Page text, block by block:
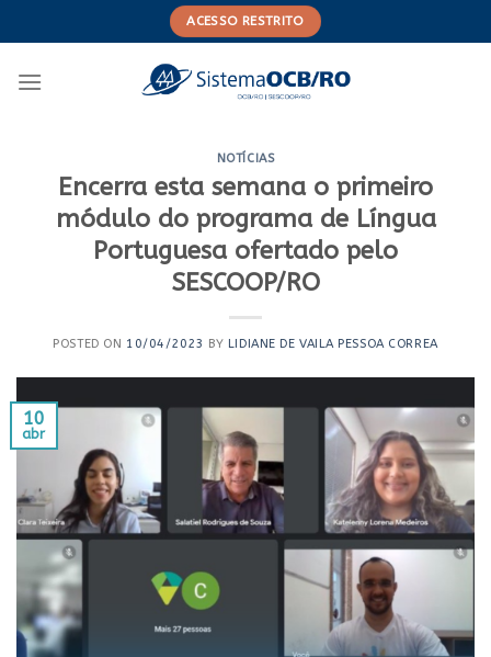
to
ACESSO RESTRITO
NOTÍCIAS
Encerra esta semana o primeiro
módulo do programa de Língua
Portuguesa ofertado pelo
SESCOOP/RO
POSTED ON 10/04/2023 BY LIDIANE DE VAILA PESSOA CORREA
10
abr